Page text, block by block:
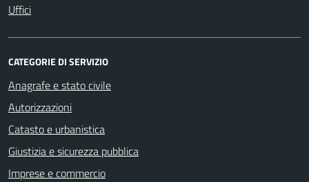
Uffici
CATEGORIE DI SERVIZIO
Anagrafe e stato civile
Autorizzazioni
Catasto e urbanistica
Giustizia e sicurezza pubblica
Imprese e commercio